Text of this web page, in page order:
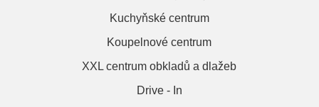
Kuchyňské centrum
Koupelnové centrum
XXL centrum obkladů a dlažeb
Drive - In